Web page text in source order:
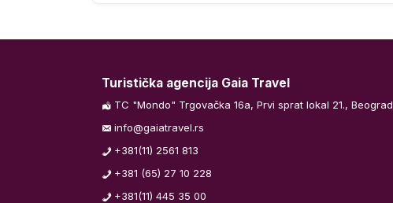
Turistička agencija Gaia Travel
TC "Mondo" Trgovačka 16a, Prvi sprat lokal 21., Beograd
info@gaiatravel.rs
+381(11) 2561 813
+381 (65) 27 10 228
+381(11) 445 35 00